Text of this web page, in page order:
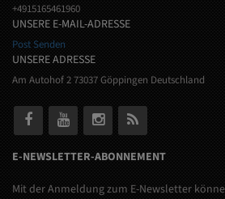
+4915165461960
UNSERE E-MAIL-ADRESSE
Post Senden
UNSERE ADRESSE
Am Autohof 2 73037 Göppingen Deutschland
E-NEWSLETTER-ABONNEMENT
Mit der Anmeldung zum E-Newsletter